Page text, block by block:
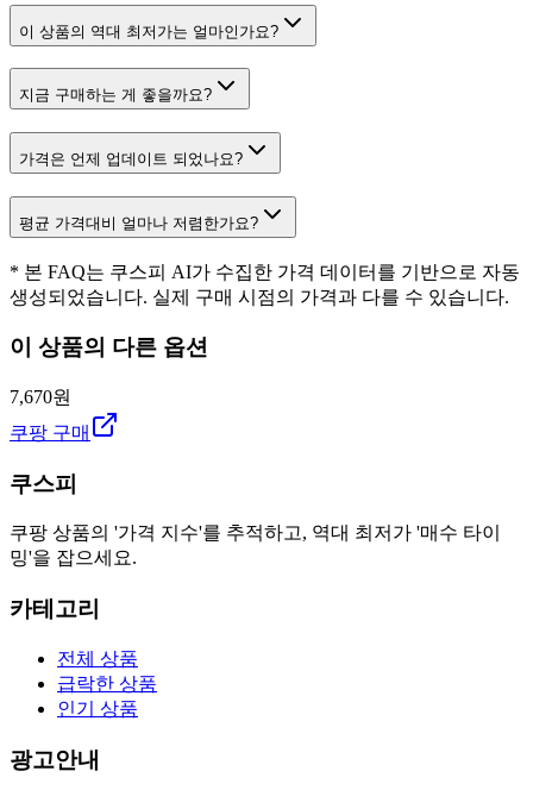
이 상품의 역대 최저가는 얼마인가요?
지금 구매하는 게 좋을까요?
가격은 언제 업데이트 되었나요?
평균 가격대비 얼마나 저렴한가요?
* 본 FAQ는 쿠스피 AI가 수집한 가격 데이터를 기반으로 자동
생성되었습니다. 실제 구매 시점의 가격과 다를 수 있습니다.
이 상품의 다른 옵션
7,670원
쿠팡 구매
쿠스피
쿠팡 상품의 '가격 지수'를 추적하고, 역대 최저가 '매수 타이
밍'을 잡으세요.
카테고리
전체 상품
급락한 상품
인기 상품
광고안내